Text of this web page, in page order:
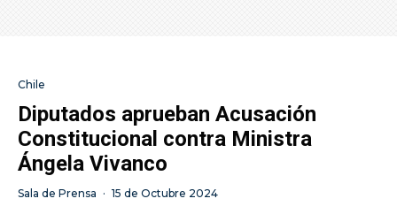
Chile
Diputados aprueban Acusación
Constitucional contra Ministra
Ángela Vivanco
Sala de Prensa · 15 de Octubre 2024